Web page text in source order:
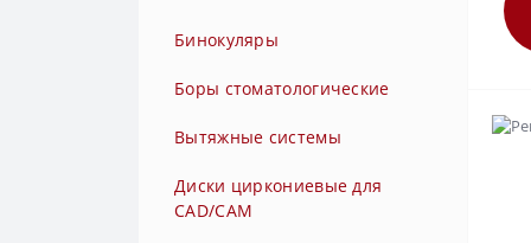
Обтурационные системы
Пескоструйные аппараты
Полимеризационные лампы
Прямые наконечники без света
(без фиброоптики)
Стулья для стоматологических
Боры серии TURBO
Боры твердосплавные
Боры твердосплавные
Бинокуляры
Боры стоматологические
Вытяжные системы
Диски циркониевые для
CAD/CAM